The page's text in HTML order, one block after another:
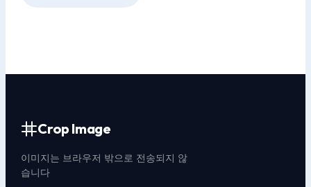
Crop Image
이미지는 브라우저 밖으로 전송되지 않
습니다